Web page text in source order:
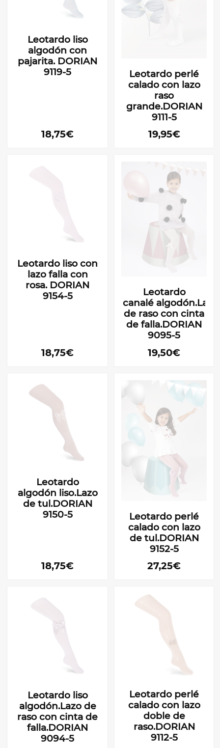
Leotardo liso
algodón con
pajarita. DORIAN
9119-5
18,75€
Leotardo perlé
calado con lazo
raso
grande.DORIAN
9111-5
19,95€
Leotardo liso con
lazo falla con
rosa. DORIAN
9154-5
18,75€
Leotardo
canalé algodón.Lazo
de raso con cinta
de falla.DORIAN
9095-5
19,50€
Leotardo
algodón liso.Lazo
de tul.DORIAN
9150-5
18,75€
Leotardo perlé
calado con lazo
de tul.DORIAN
9152-5
27,25€
Leotardo liso
algodón.Lazo de
raso con cinta de
falla.DORIAN
9094-5
Leotardo perlé
calado con lazo
doble de
raso.DORIAN
9112-5